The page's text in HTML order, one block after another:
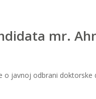
mr.
javnoj odbrani doktorske